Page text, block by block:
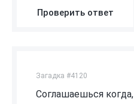
Проверить ответ
Загадка #4120
Соглашаешься когда,